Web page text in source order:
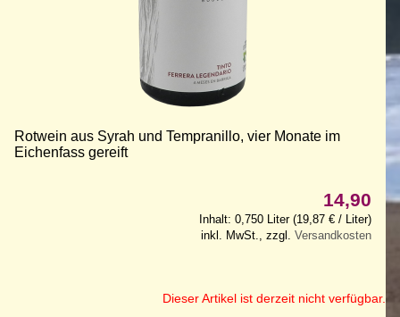
Rotwein aus Syrah und Tempranillo, vier Monate im
Eichenfass gereift
14,90
Inhalt: 0,750 Liter (19,87 € / Liter)
inkl. MwSt., zzgl. Versandkosten
Dieser Artikel ist derzeit nicht verfügbar.